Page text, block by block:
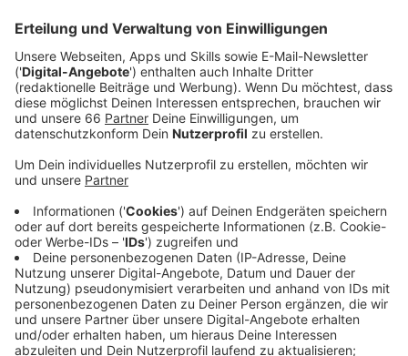
Lufthansa gibt es wieder Ausfälle: Hier legt das
Bodenpersonal auch am Düsseldorfer Flughafen von
Donnerstag (7. März) bis Samstag (9. März) die Arbeit
nieder.
Anzeige
Weitere Infos und Links zum Thema:
Anzeige
Hier informiert die Gewerkschaft verdi
Hier geht es zur Fahrplanauskunft der Rheinbahn